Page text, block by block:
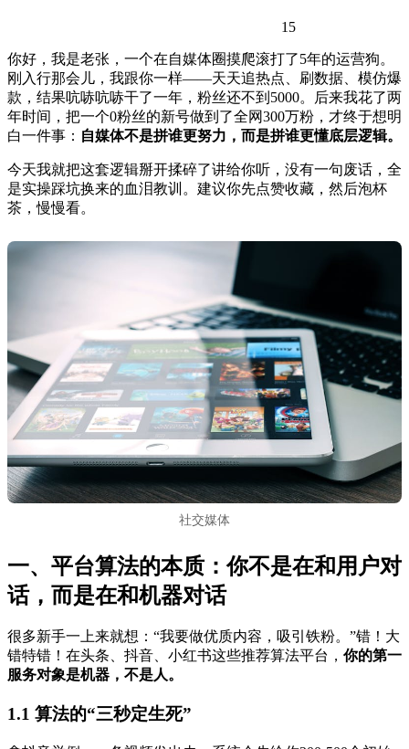
15
你好，我是老张，一个在自媒体圈摸爬滚打了5年的运营狗。
刚入行那会儿，我跟你一样——天天追热点、刷数据、模仿爆
款，结果吭哧吭哧干了一年，粉丝还不到5000。后来我花了两
年时间，把一个0粉丝的新号做到了全网300万粉，才终于想明
白一件事： 自媒体不是拼谁更努力，而是拼谁更懂底层逻辑。
今天我就把这套逻辑掰开揉碎了讲给你听，没有一句废话，全
是实操踩坑换来的血泪教训。建议你先点赞收藏，然后泡杯
茶，慢慢看。
社交媒体
一、平台算法的本质：你不是在和用户对
话，而是在和机器对话
很多新手一上来就想：“我要做优质内容，吸引铁粉。”错！大
错特错！在头条、抖音、小红书这些推荐算法平台， 你的第一
服务对象是机器，不是人。
1.1 算法的“三秒定生死”